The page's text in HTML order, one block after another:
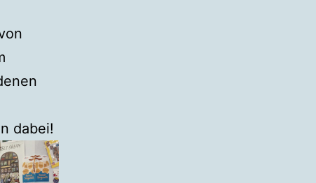
dabei!